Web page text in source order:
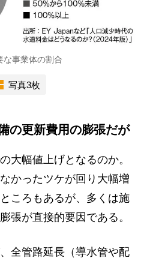
な事業体の割合
写真3枚
の更新費用の膨張だが
大幅値上げとなるのか。
かったツケが回り大幅増
ころもあるが、多くは施
張が直接的要因である。
全管路延長（導水管や配